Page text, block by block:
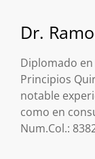
Dr.
Diplomado
Principios
notable
como en
Num.Col.: